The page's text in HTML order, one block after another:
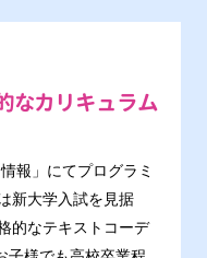
なカリキュラム
報」にてプログラミ
新大学入試を見据
的なテキストコーデ